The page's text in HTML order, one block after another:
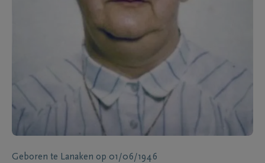
Geboren te Lanaken op 01/06/1946